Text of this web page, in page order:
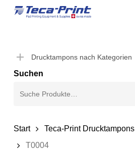
Skip
content
Drucktampons nach Kategorien
Suchen
Start Teca-Print Drucktampons
T0004